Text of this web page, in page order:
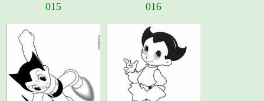
015 016